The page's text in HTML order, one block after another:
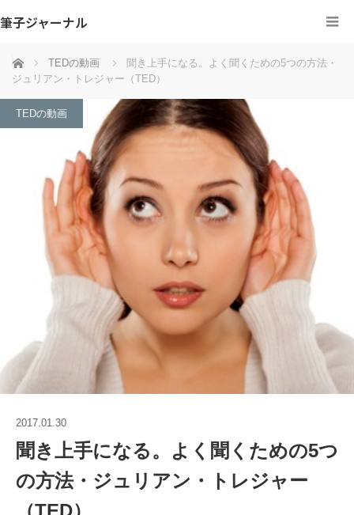
筆子ジャーナル
ホーム TEDの動画
聞き上手になる。よく聞くための5つの方法・
ジュリアン・トレジャー（TED）
TEDの動画
2017.01.30
聞き上手になる。よく聞くための5つ
の方法・ジュリアン・トレジャー